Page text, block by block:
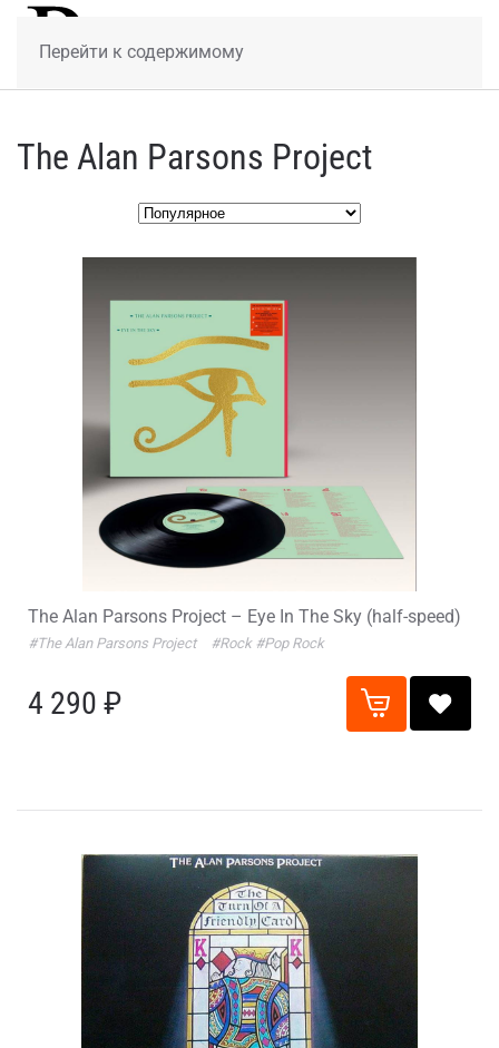
Перейти к содержимому
The Alan Parsons Project
The Alan Parsons Project – Eye In The Sky (half-speed)
#The Alan Parsons Project #Rock #Pop Rock
4 290 ₽